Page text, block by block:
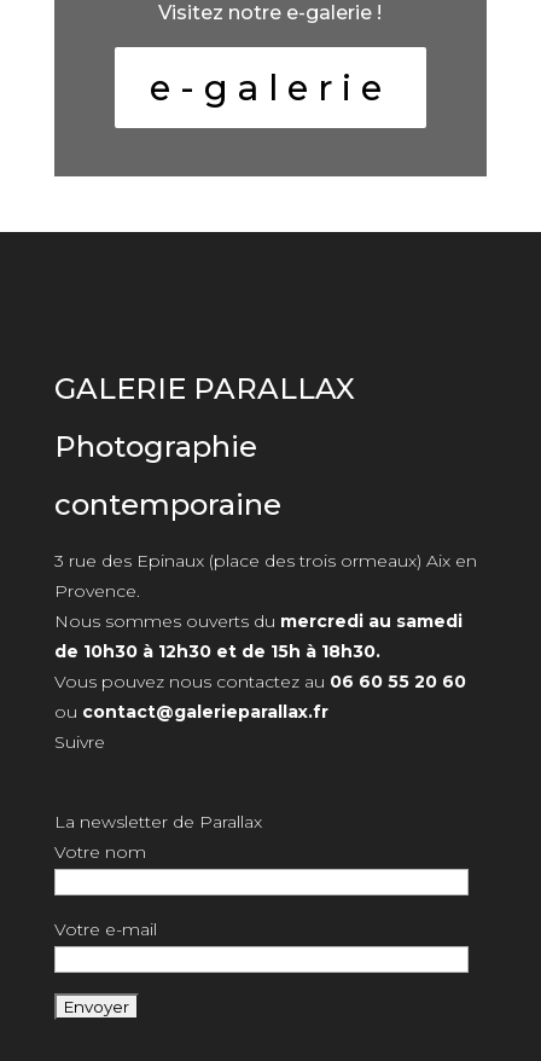
Visitez notre e-galerie !
e-galerie
GALERIE PARALLAX
Photographie
contemporaine
3 rue des Epinaux (place des trois ormeaux) Aix en
Provence.
Nous sommes ouverts du mercredi au samedi
de 10h30 à 12h30 et de 15h à 18h30.
Vous pouvez nous contactez au 06 60 55 20 60
ou contact@galerieparallax.fr
Suivre
La newsletter de Parallax
Votre nom
Votre e-mail